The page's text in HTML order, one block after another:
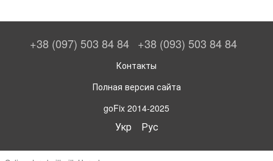
+38 (097) 503 84 84 +38 (093) 503 84 84
Контакты
Полная версия сайта
goFix 2014-2025
Укр Рус